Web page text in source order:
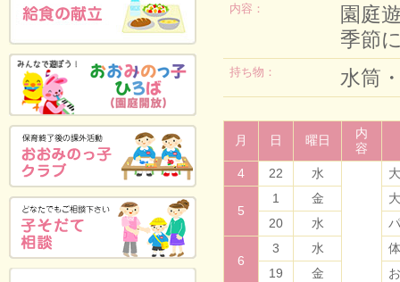
内容：
園庭
季節
持ち物： 水筒
月 日 曜日
内
容
4
22 水
5
1 金
20
水
6
3 水
19
金